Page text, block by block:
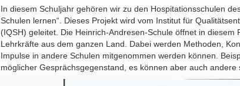
In diesem Schuljahr gehören wir zu den Hospitationsschulen
Schulen lernen“. Dieses Projekt wird vom Institut für
(IQSH) geleitet. Die Heinrich-Andresen-Schule öffnet in
Lehrkräfte aus dem ganzen Land. Dabei werden Methoden,
Impulse in andere Schulen mitgenommen werden können.
möglicher Gesprächsgegenstand, es können aber auch andere